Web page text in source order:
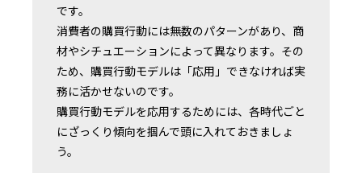
です。
消費者の購買行動には無数のパターンがあり、商
材やシチュエーションによって異なります。その
ため、購買行動モデルは「応用」できなければ実
務に活かせないのです。
購買行動モデルを応用するためには、各時代ごと
にざっくり傾向を掴んで頭に入れておきましょ
う。